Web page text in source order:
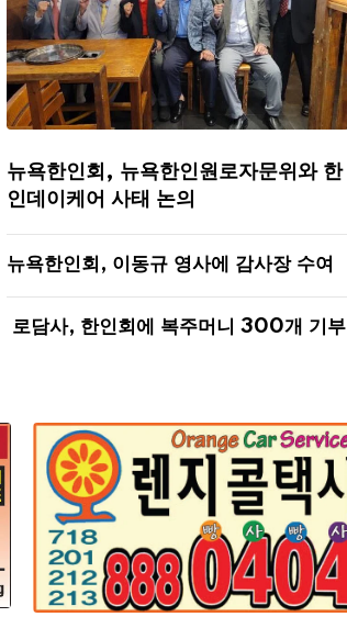
뉴욕한인회, 뉴욕한인원로자문위와 한
인데이케어 사태 논의
뉴욕한인회, 이동규 영사에 감사장 수여
로담사, 한인회에 복주머니 300개 기부